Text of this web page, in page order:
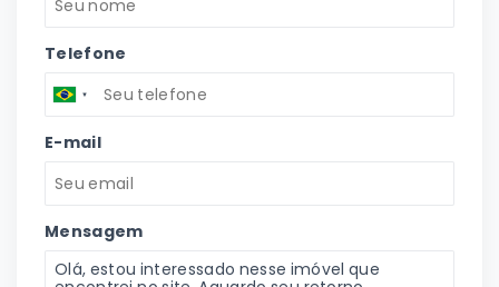
Telefone
E-mail
Mensagem